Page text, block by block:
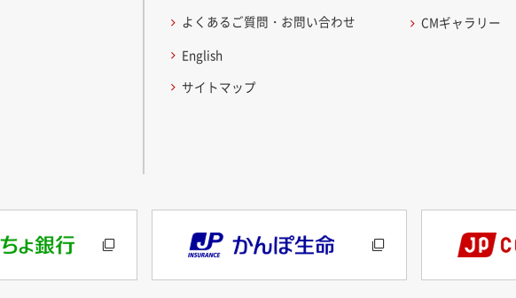
よくあるご質問・お問い合わせ
English
サイトマップ
CMギャラリー